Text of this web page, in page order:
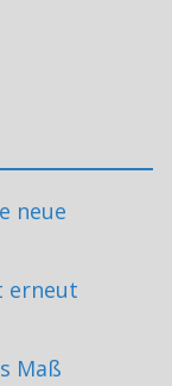
neue
erneut
Maß